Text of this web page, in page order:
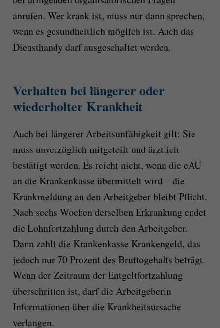
anrufen. Wer krank ist, muss nur dann sprechen,
wenn es gesundheitlich möglich ist. Auch das
Diensthandy darf ausgeschaltet werden.
Verhalten bei längerer oder
wiederholter Krankheit
Auch bei längerer Arbeitsunfähigkeit gilt: Sie
muss unverzüglich mitgeteilt und ärztlich
bestätigt werden. Es reicht nicht, wenn die eAU
an die Krankenkasse übermittelt wird – die
Krankmeldung an den Arbeitgeber bleibt Pflicht.
Nach sechs Wochen derselben Erkrankung endet
die Lohnfortzahlung durch den Arbeitgeber.
Dann zahlt die Krankenkasse Krankengeld, das
jedoch nur 70 Prozent des Bruttogehalts beträgt.
Wenn der Zeitraum der Entgeltfortzahlung
überschritten ist, darf die Arbeitgeberin
Informationen über die Krankheitsursache
verlangen.